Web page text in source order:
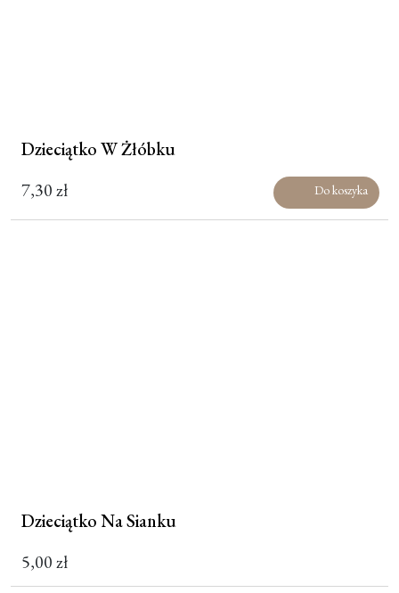
Dzieciątko W Żłóbku
7,30zł Do koszyka
Dzieciątko Na Sianku
5,00zł